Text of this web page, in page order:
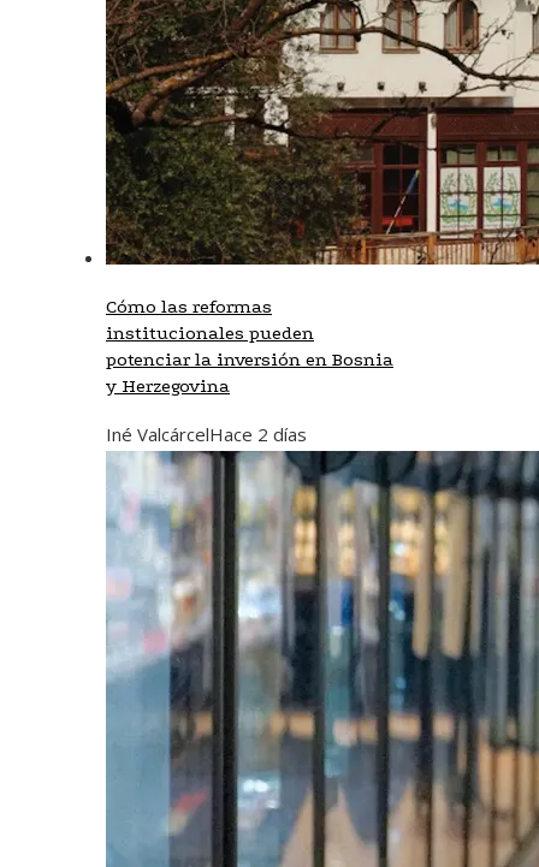
Cómo las reformas
institucionales pueden
potenciar la inversión en Bosnia
y Herzegovina
Iné ValcárcelHace 2 días